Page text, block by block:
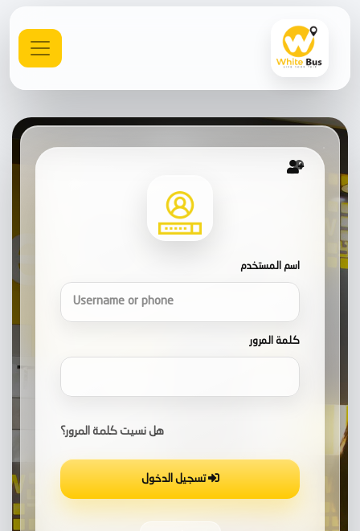
اسم المستخدم
كلمة المرور
هل نسيت كلمة المرور؟
تسجيل الدخول